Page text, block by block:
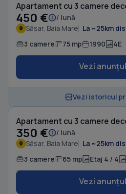
Apartament cu 3 camere
450 € / lună
Săsar, Baia Mare La ~25km
3 camere 75 mp 1990 4E
Vezi anunțul
Vezi istoricul
Apartament cu 3 camere
350 € / lună
Săsar, Baia Mare La ~25km
3 camere 65 mp Etaj 4 / 4
Vezi anunțul